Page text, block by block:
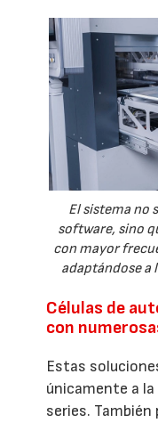
El sistema no
software, sino
con mayor
adaptándose a
Células de
con
Estas
únicamente a
series.